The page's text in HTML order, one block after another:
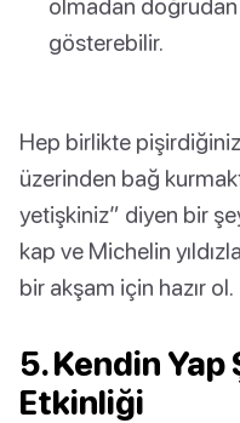
olmadan doğrudan
gösterebilir.
Hep birlikte pişirdiğiniz
üzerinden bağ
yetişkiniz” diyen bir
kap ve Michelin
bir akşam için hazır ol.
5. Kendin Yap
Etkinliği